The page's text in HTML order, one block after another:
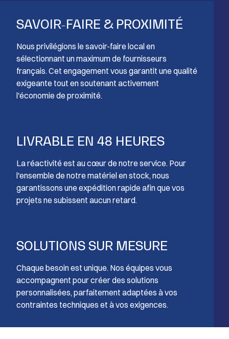
SAVOIR-FAIRE & PROXIMITÉ
Nous privilégions le savoir-faire local en
sélectionnant un maximum de fournisseurs
français. Cet engagement vous garantit une qualité
exigeante tout en soutenant activement
l'économie de proximité.
LIVRABLE EN 48 HEURES
La réactivité est au cœur de notre service. Pour
l'ensemble de notre matériel en stock, nous
garantissons une expédition rapide afin que vos
projets ne subissent aucun retard.
SOLUTIONS SUR MESURE
Chaque besoin est unique. Nos équipes vous
accompagnent pour créer des solutions
personnalisées, parfaitement adaptées à vos
contraintes techniques et à vos exigences.